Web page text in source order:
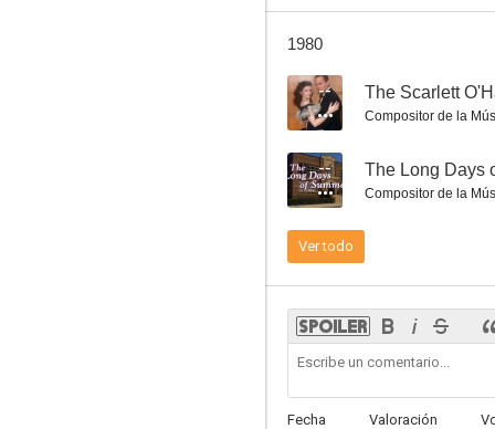
6.5
1980
-- The Scarlett
Compositor de la
-- The Long Days
Compositor de la
Ver todo
Fecha Valoración